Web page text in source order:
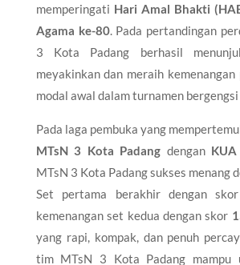
memperingati Hari Amal Bhakti
Agama ke-80. Pada pertandingan
3 Kota Padang berhasil
meyakinkan dan meraih kemenangan
modal awal dalam turnamen
Pada laga pembuka yang
MTsN 3 Kota Padang dengan
MTsN 3 Kota Padang sukses menang
Set pertama berakhir dengan skor
kemenangan set kedua dengan skor
yang rapi, kompak, dan penuh
tim MTsN 3 Kota Padang mampu